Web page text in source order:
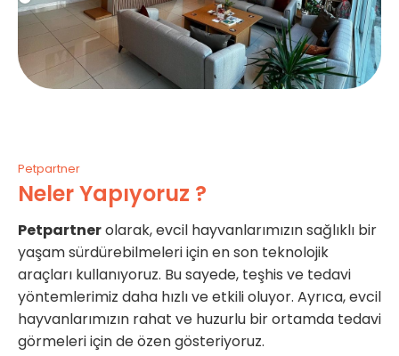
Petpartner
Neler Yapıyoruz ?
Petpartnerolarak, evcil hayvanlarımızın sağlıklı bir
yaşam sürdürebilmeleri için en son teknolojik
araçları kullanıyoruz. Bu sayede, teşhis ve tedavi
yöntemlerimiz daha hızlı ve etkili oluyor. Ayrıca, evcil
hayvanlarımızın rahat ve huzurlu bir ortamda tedavi
görmeleri için de özen gösteriyoruz.